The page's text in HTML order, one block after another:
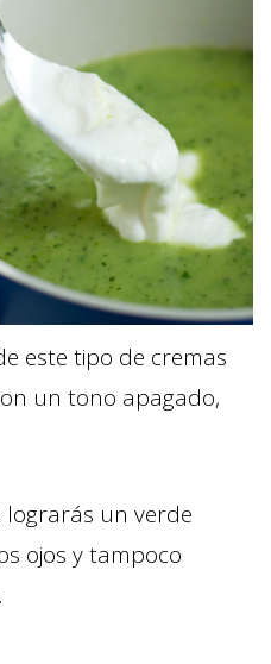
este tipo de cremas
un tono apagado,
lograrás un verde
ojos y tampoco